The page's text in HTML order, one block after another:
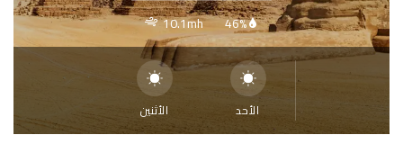
46%
10.1mh
الأحد الأثنين